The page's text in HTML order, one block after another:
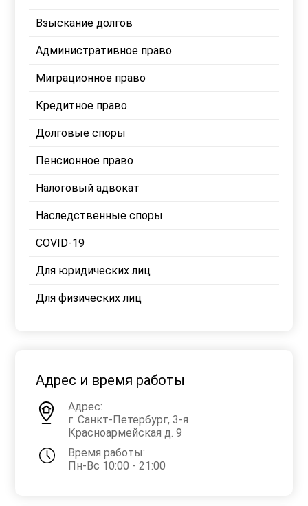
Взыскание долгов
Административное право
Миграционное право
Кредитное право
Долговые споры
Пенсионное право
Налоговый адвокат
Наследственные споры
COVID-19
Для юридических лиц
Для физических лиц
Адрес и время работы
Адрес:
г. Санкт-Петербург, 3-я
Красноармейская д. 9
Время работы:
Пн-Вс 10:00 - 21:00